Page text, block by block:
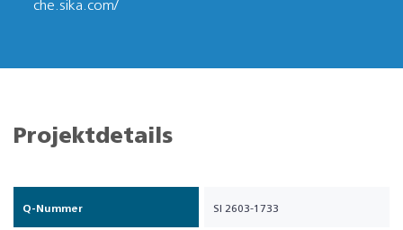
che.sika.com/
Projektdetails
Q-Nummer SI 2603-1733